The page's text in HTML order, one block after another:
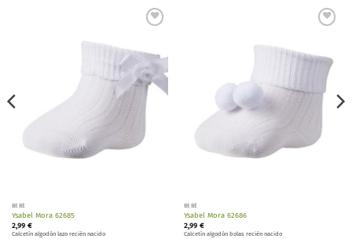
deseos
BEBÉ
Ysabel Mora 62685
2,99 €
Calcetín algodón lazo recién nacido
deseos
BEBÉ
Ysabel Mora 62686
2,99 €
Calcetín algodón bolas recién nacido